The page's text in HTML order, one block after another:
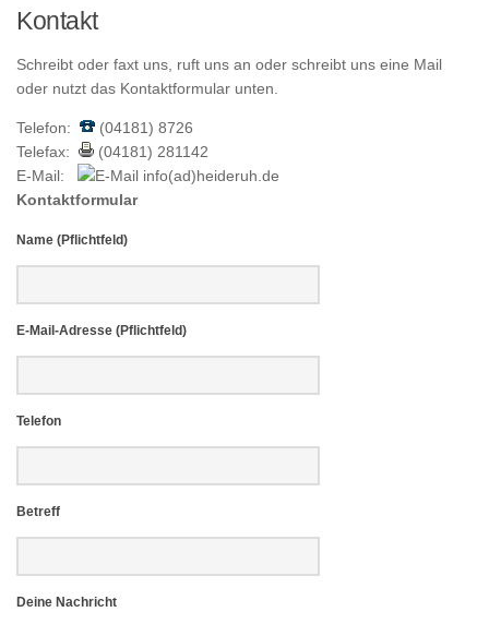
Kontakt
Schreibt oder faxt uns, ruft uns an oder schreibt uns eine Mail
oder nutzt das Kontaktformular unten.
Telefon:
(04181) 8726
Telefax:
(04181) 281142
E-Mail:
info(ad)heideruh.de
Kontaktformular
Bitte lasse dieses Feld leer.
Name (Pflichtfeld)
E-Mail-Adresse (Pflichtfeld)
Telefon
Betreff
Deine Nachricht